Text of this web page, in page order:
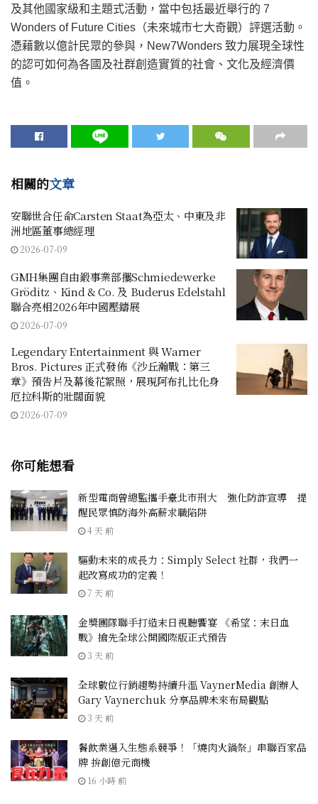
及其他國家級和主題式活動，當中包括最近舉行的 7
Wonders of Future Cities（未來城市七大奇觀）評選活動。
憑藉數以億計民眾的參與，New7Wonders 致力展現全球性
的認可如何為各國及社群創造實質的社會、文化及經濟價
值。
相關的文章
安聯世合‌任命Carsten Staat為亞太、中東及非
洲地區董事總經理
2026-07-09
GMH集團自由鍛事業部攜Schmiedewerke
Gröditz、Kind & Co. 及 Buderus Edelstahl
聯合亮相2026年中國壓鑄展
2026-07-09
Legendary Entertainment 與 Warner
Bros. Pictures 正式發佈《沙丘瀚戰：第三
章》預告片及幕後花絮照，展現阿布扎比化身
厄拉科斯的壯闊面貌
2026-07-09
你可能想看
新型電商曾總監攜手臺北市刑大 強化防詐宣導 提
醒民眾慎防海外高薪求職陷阱
4 天 前
驅動未來的成長力：Simply Select 社群，我們一
起改寫成功的定義！
7 天 前
金獎團隊聯手打造末日視聽饗宴 《希望：末日血
戰》搶先全球公開國際版正式預告
3 天 前
全球數位行銷趨勢持續升溫 VaynerMedia 創辦人
Gary Vaynerchuk 分享品牌未來布局觀點
3 天 前
餐飲業邁入生態系競爭！「燒肉火鍋祭」串聯百家品
牌 拚創億元商機
16 小時 前